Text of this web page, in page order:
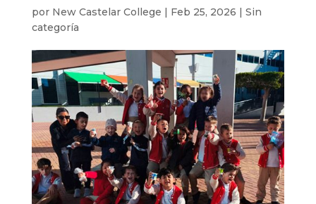
por New Castelar College | Feb 25, 2026 | Sin
categoría